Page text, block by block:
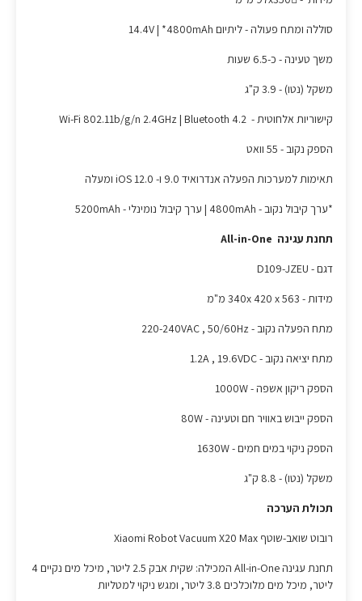
סוללה ומתח פעולה - ליתיום 14.4V | *4800mAh
משך טעינה - כ-6.5 שעות
משקל (נטו) - 3.9 ק"ג
קישוריות אלחוטית - Wi-Fi 802.11b/g/n 2.4GHz | Bluetooth 4.2
הספק נקוב - 55 וואט
תאימות למערכות הפעלה אנדרואיד 9.0 ו- iOS 12.0 ומעלה
*ערך קיבול נקוב - 4800mAh | ערך קיבול נומינלי - 5200mAh
תחנת עגינה All-in-One
דגם - D109-JZEU
מידות - 340x 420 x 563 מ"מ
מתח הפעלה נקוב - 220-240VAC , 50/60Hz
מתח יציאה נקוב - 1.2A , 19.6VDC
הספק ריקון אשפה - 1000W
הספק ייבוש באוויר חם וטעינה - 80W
הספק ניקוי במים חמים - 1630W
משקל (נטו) - 8.8 ק"ג
תכולת הערכה
רובוט שואב-שוטף Xiaomi Robot Vacuum X20 Max
תחנת עגינה All-in-One המכילה: שקית אבק 2.5 ליטר, מיכל מים נקיים 4
ליטר, מיכל מים מלוכלכים 3.8 ליטר, ומגש ניקוי למטליות